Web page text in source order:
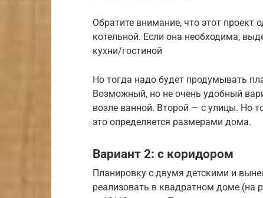
Обратите внимание, что этот
котельной. Если она необходима,
кухни/гостиной
Но тогда надо будет продумывать
Возможный, но не очень удобный
возле ванной. Второй — с улицы. Но
это определяется размерами дома.
Вариант 2: с коридором
Планировку с двумя детскими и
реализовать в квадратном доме